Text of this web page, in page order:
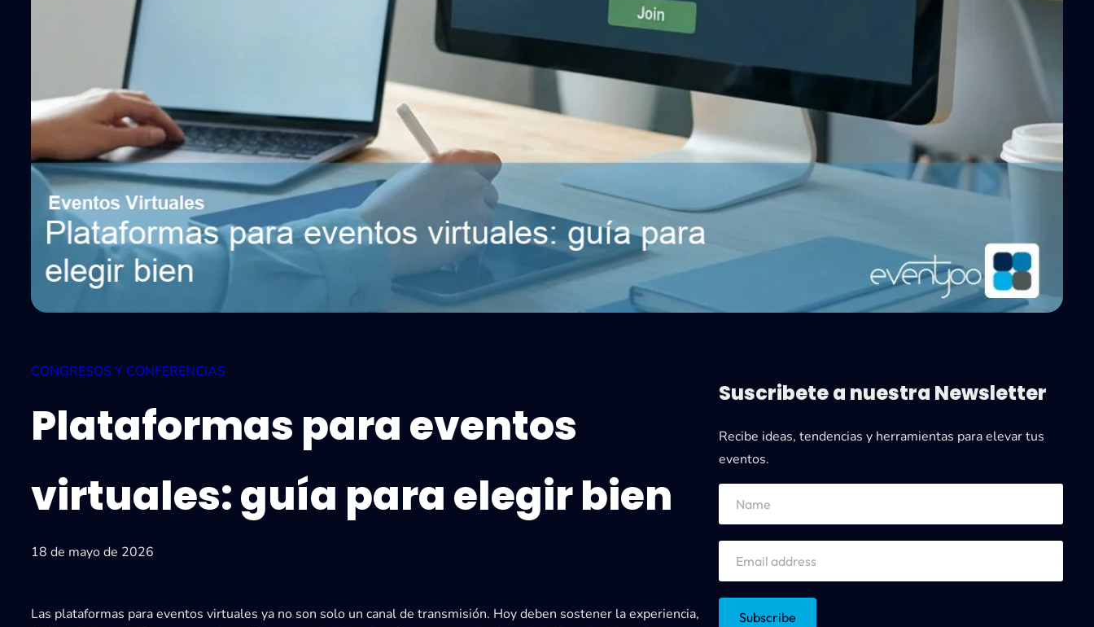
CONGRESOS Y CONFERENCIAS
Plataformas para eventos
virtuales: guía para elegir bien
18 de mayo de 2026
Las plataformas para eventos virtuales ya no son solo un canal de transmisión. Hoy deben sostener la experiencia,
Suscribete a nuestra Newsletter
Recibe ideas, tendencias y herramientas para elevar tus
eventos.